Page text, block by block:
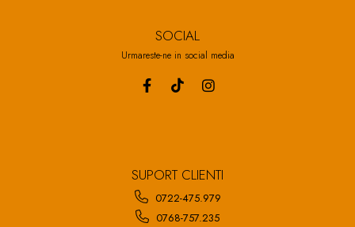
SOCIAL
Urmareste-ne in social media
SUPORT CLIENTI
0722-475.979
0768-757.235